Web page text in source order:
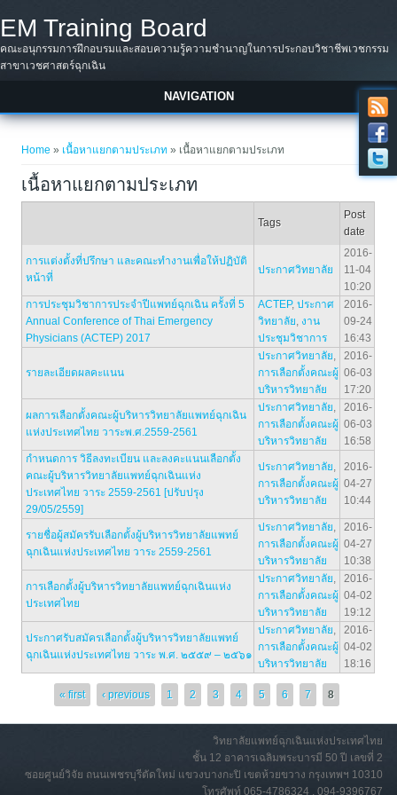
EM Training Board
คณะอนุกรรมการฝึกอบรมและสอบความรู้ความชำนาญในการประกอบวิชาชีพเวชกรรม
สาขาเวชศาสตร์ฉุกเฉิน
NAVIGATION
You are here
Home » เนื้อหาแยกตามประเภท » เนื้อหาแยกตามประเภท
เนื้อหาแยกตามประเภท
Tags
Post
date
การแต่งตั้งที่ปรึกษา และคณะทำงานเพื่อให้ปฏิบัติ
หน้าที่
ประกาศวิทยาลัย
2016-
11-04
10:20
การประชุมวิชาการประจำปีแพทย์ฉุกเฉิน ครั้งที่ 5
Annual Conference of Thai Emergency
Physicians (ACTEP) 2017
ACTEP,ประกาศ
วิทยาลัย, งาน
ประชุมวิชาการ
2016-
09-24
16:43
รายละเอียดผลคะแนน
ประกาศวิทยาลัย,
การเลือกตั้งคณะผู้
บริหารวิทยาลัย
2016-
06-03
17:20
ผลการเลือกตั้งคณะผู้บริหารวิทยาลัยแพทย์ฉุกเฉิน
แห่งประเทศไทย วาระพ.ศ.2559-2561
ประกาศวิทยาลัย,
การเลือกตั้งคณะผู้
บริหารวิทยาลัย
2016-
06-03
16:58
กำหนดการ วิธีลงทะเบียน และลงคะแนนเลือกตั้ง
คณะผู้บริหารวิทยาลัยแพทย์ฉุกเฉินแห่ง
ประเทศไทย วาระ 2559-2561 [ปรับปรุง
29/05/2559]
ประกาศวิทยาลัย,
การเลือกตั้งคณะผู้
บริหารวิทยาลัย
2016-
04-27
10:44
รายชื่อผู้สมัครรับเลือกตั้งผู้บริหารวิทยาลัยแพทย์
ฉุกเฉินแห่งประเทศไทย วาระ 2559-2561
ประกาศวิทยาลัย,
การเลือกตั้งคณะผู้
บริหารวิทยาลัย
2016-
04-27
10:38
การเลือกตั้งผู้บริหารวิทยาลัยแพทย์ฉุกเฉินแห่ง
ประเทศไทย
ประกาศวิทยาลัย,
การเลือกตั้งคณะผู้
บริหารวิทยาลัย
2016-
04-02
19:12
ประกาศรับสมัครเลือกตั้งผู้บริหารวิทยาลัยแพทย์
ฉุกเฉินแห่งประเทศไทย วาระ พ.ศ. ๒๕๕๙ – ๒๕๖๑
ประกาศวิทยาลัย,
การเลือกตั้งคณะผู้
บริหารวิทยาลัย
2016-
04-02
18:16
Pages
« first ‹ previous 1 2 3 4 5 6 7 8
วิทยาลัยแพทย์ฉุกเฉินแห่งประเทศไทย
ชั้น 12 อาคารเฉลิมพระบารมี 50 ปี เลขที่ 2
ซอยศูนย์วิจัย ถนนเพชรบุรีตัดใหม่ แขวงบางกะปิ เขตห้วยขวาง กรุงเทพฯ 10310
โทรศัพท์ 065-4786324 , 094-9396767